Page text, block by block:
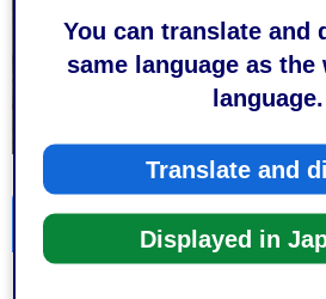
You can translate and
same language as the
language.
Translate and
Displayed in
駐車場